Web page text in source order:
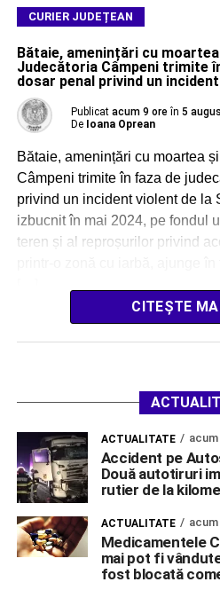
CURIER JUDEȚEAN
Bătaie, amenințări cu
Judecătoria Câmpeni trimite
dosar penal privind un
Publicat acum 9 ore în 5
De Ioana Oprean
Bătaie, amenințări cu moartea
Câmpeni trimite în faza de
privind un incident violent de la
izbucnit în mai 2024, pe fondul
teren și al reproșurilor privind
CITEȘTE
ACTUALITATE
Accident pe
Două autotiruri
rutier de la
ACTUALITATE
Medicamentele
mai pot fi
fost blocată